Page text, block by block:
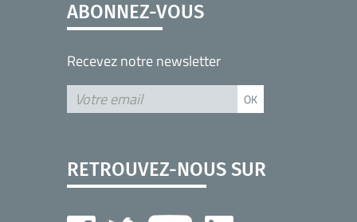
ABONNEZ-VOUS
Recevez notre newsletter
RETROUVEZ-NOUS SUR